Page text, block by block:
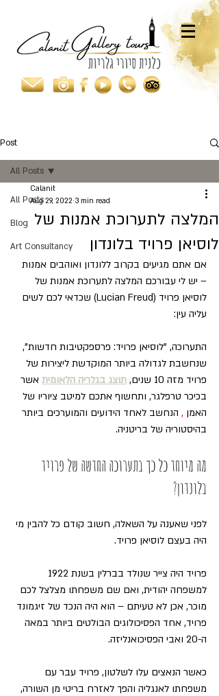
Post
All Posts
Blog
Art Consultancy
All Posts
המלצה לתערוכת אמנות של
לוסיאן פרויד בלונדון
Calanit
Aug 29, 2022 3 min read
אם אתם מגיעים בקרוב ללונדון ואוהבים אמנות
– יש לי עבורכם המלצה לתערוכת אמנות של
לוסיאן פרויד (Lucian Freud) שכדאי לכם לשים
עליה עין:
התערוכה, "לוסיאן פרויד: פרספקטיבות חדשות",
שנחשבת לגדולה ביותר המוקדשת ליצירות של
פרויד מזה 10 שנים,
תוצג בגלריה הלאומית אשר
בכיכר טרפלגר, ותחשוף אתכם למיטב ציוריו של
האמן , הנחשב לאחד הידועים והמוערכים ביותר
בהיסטוריה של בריטניה.
מה מיוחד כל כך בתערוכה החדשה של פרויד
בלונדון?
לפני שאענה על השאלה, חשוב קודם כל להבין מי
היה בעצם לוסיאן פרויד.
למשפחה יהודית, ואם שם משפחתו מצלצל לכם
מוכר, אכן לא טעיתם – הוא היה הנכד של זיגמונד
פרויד, אחד הפסיכולוגים הבולטים ביותר במאה
ה-20 ואבי הפסיכואנליזה.
כאשר הנאצים עלו לשלטון, פרויד עבר עם
משפחתו לאנגליה והפך לאזרח בריטי מן השורה,